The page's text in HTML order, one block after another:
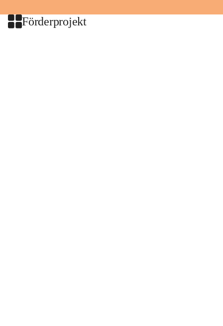
Förderprojekt